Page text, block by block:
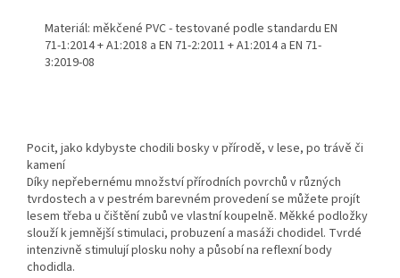
Materiál: měkčené PVC - testované podle standardu EN
71-1:2014 + A1:2018 a EN 71-2:2011 + A1:2014 a EN 71-
3:2019-08
Pocit, jako kdybyste chodili bosky v přírodě, v lese, po trávě či
kamení
Díky nepřebernému množství přírodních povrchů v různých
tvrdostech a v pestrém barevném provedení se můžete projít
lesem třeba u čištění zubů ve vlastní koupelně. Měkké podložky
slouží k jemnější stimulaci, probuzení a masáži chodidel. Tvrdé
intenzivně stimulují plosku nohy a působí na reflexní body
chodidla.